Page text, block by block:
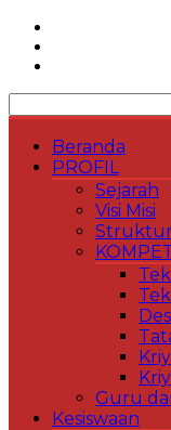
Skip
content
Beranda
PROFIL
Sejarah
Visi Misi
Struktur
Guru
Kesiswaan